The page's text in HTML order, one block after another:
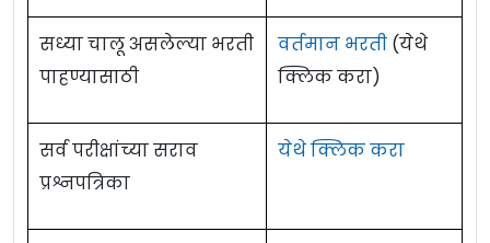
सध्या चालू असलेल्या भरती
पाहण्यासाठी
वर्तमान भरती (येथे
क्लिक करा)
सर्व परीक्षांच्या सराव
प्रश्नपत्रिका
येथे क्लिक करा